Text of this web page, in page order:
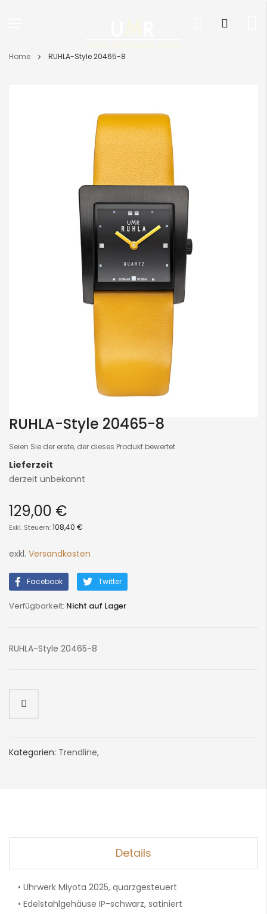
Direkt
Home RUHLA-Style 20465-8
Skip
the
beginning
of
images
gallery
RUHLA-Style 20465-8
Seien Sie der erste, der dieses Produkt bewertet
Lieferzeit
derzeit unbekannt
129,00 €
108,40 €
exkl. Versandkosten
Facebook Twitter
Nicht auf Lager
RUHLA-Style 20465-8
Kategorien: Trendline,
Details
• Uhrwerk Miyota 2025, quarzgesteuert
• Edelstahlgehäuse IP-schwarz, satiniert